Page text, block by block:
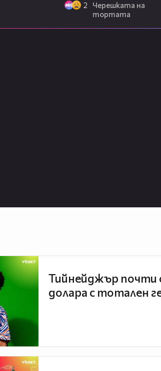
2
Черешката на
тортата
Тийнейджър почти
долара с тотален